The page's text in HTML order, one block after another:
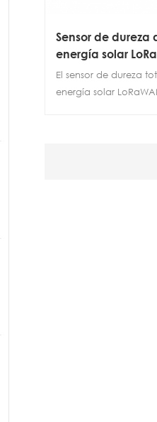
Sensor de
energía solar
El sensor de dureza
energía solar